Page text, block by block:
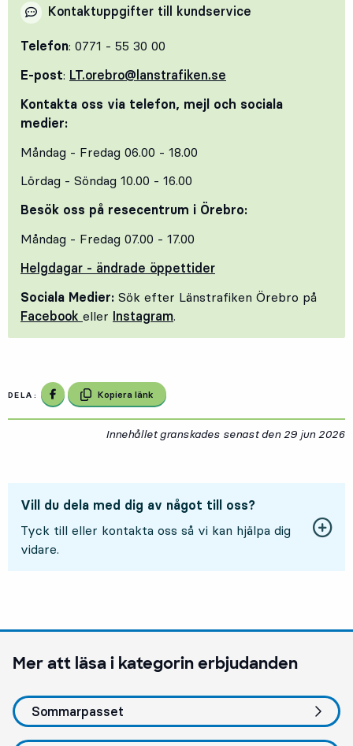
Kontaktuppgifter till kundservice
Telefon: 0771 - 55 30 00
E-post: LT.orebro@lanstrafiken.se
Kontakta oss via telefon, mejl och sociala
medier:
Måndag - Fredag 06.00 - 18.00
Lördag - Söndag 10.00 - 16.00
Besök oss på resecentrum i Örebro:
Måndag - Fredag 07.00 - 17.00
Helgdagar - ändrade öppettider
Sociala Medier: Sök efter Länstrafiken Örebro på
Facebook eller Instagram.
DELA: Dela på Facebook
Kopiera länk
Innehållet granskades senast den 29 jun 2026
Vill du dela med dig av något till oss?
Tyck till eller kontakta oss så vi kan hjälpa dig
vidare.
Mer att läsa i kategorinerbjudanden
Sommarpasset